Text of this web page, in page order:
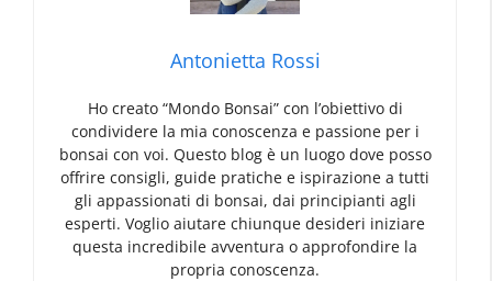
Antonietta Rossi
Ho creato “Mondo Bonsai” con l’obiettivo di
condividere la mia conoscenza e passione per i
bonsai con voi. Questo blog è un luogo dove posso
offrire consigli, guide pratiche e ispirazione a tutti
gli appassionati di bonsai, dai principianti agli
esperti. Voglio aiutare chiunque desideri iniziare
questa incredibile avventura o approfondire la
propria conoscenza.